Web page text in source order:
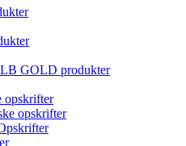
GOLD produkter
opskrifter
opskrifter